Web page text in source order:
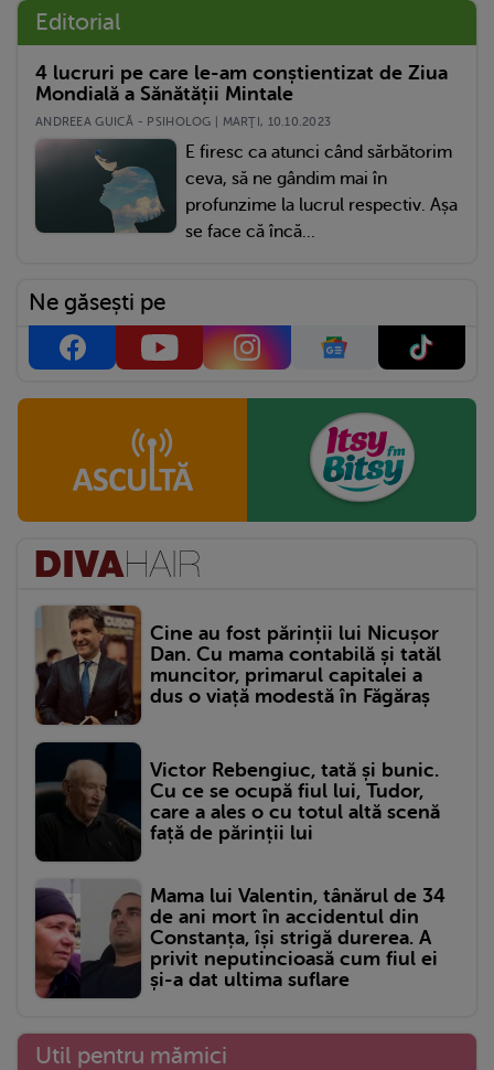
Editorial
4 lucruri pe care le-am conștientizat de Ziua
Mondială a Sănătății Mintale
ANDREEA GUICĂ - PSIHOLOG | MARŢI, 10.10.2023
E firesc ca atunci când sărbătorim
ceva, să ne gândim mai în
profunzime la lucrul respectiv. Așa
se face că încă...
Ne găsești pe
Cine au fost părinții lui Nicușor
Dan. Cu mama contabilă și tatăl
muncitor, primarul capitalei a
dus o viață modestă în Făgăraș
Victor Rebengiuc, tată și bunic.
Cu ce se ocupă fiul lui, Tudor,
care a ales o cu totul altă scenă
față de părinții lui
Mama lui Valentin, tânărul de 34
de ani mort în accidentul din
Constanța, își strigă durerea. A
privit neputincioasă cum fiul ei
și-a dat ultima suflare
Util pentru mămici